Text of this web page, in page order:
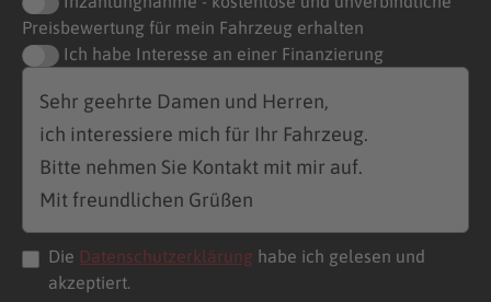
Preisbewertung für mein Fahrzeug erhalten
Ich habe Interesse an einer Finanzierung
Die Datenschutzerklärung habe ich gelesen und
akzeptiert.